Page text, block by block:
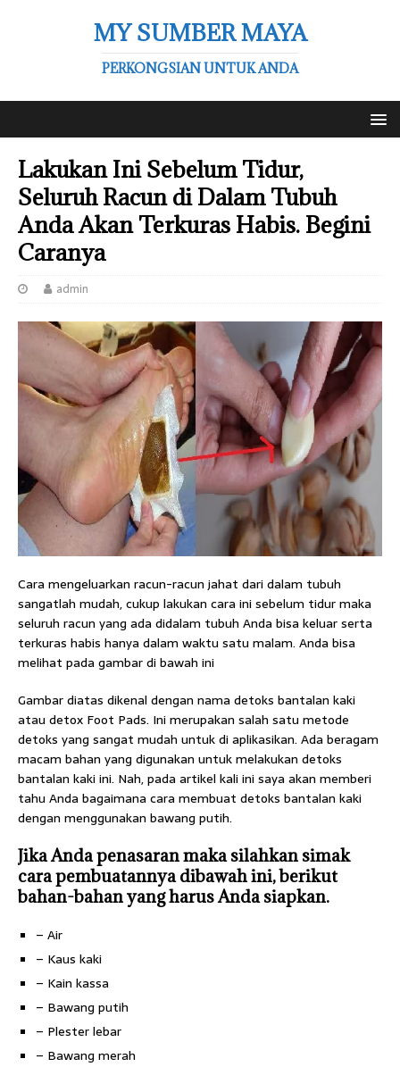
MY SUMBER MAYA
PERKONGSIAN UNTUK ANDA
Lakukan Ini Sebelum Tidur,
Seluruh Racun di Dalam Tubuh
Anda Akan Terkuras Habis. Begini
Caranya
admin
Cara mengeluarkan racun-racun jahat dari dalam tubuh
sangatlah mudah, cukup lakukan cara ini sebelum tidur maka
seluruh racun yang ada didalam tubuh Anda bisa keluar serta
terkuras habis hanya dalam waktu satu malam. Anda bisa
melihat pada gambar di bawah ini
Gambar diatas dikenal dengan nama detoks bantalan kaki
atau detox Foot Pads. Ini merupakan salah satu metode
detoks yang sangat mudah untuk di aplikasikan. Ada beragam
macam bahan yang digunakan untuk melakukan detoks
bantalan kaki ini. Nah, pada artikel kali ini saya akan memberi
tahu Anda bagaimana cara membuat detoks bantalan kaki
dengan menggunakan bawang putih.
Jika Anda penasaran maka silahkan simak
cara pembuatannya dibawah ini, berikut
bahan-bahan yang harus Anda siapkan.
– Air
– Kaus kaki
– Kain kassa
– Bawang putih
– Plester lebar
– Bawang merah